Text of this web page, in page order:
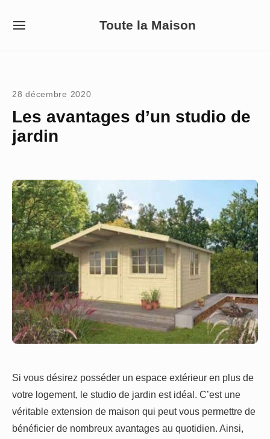
Toute la Maison
SITE
28 décembre 2020
Les avantages d’un studio de
jardin
Si vous désirez posséder un espace extérieur en plus de
votre logement, le studio de jardin est idéal. C’est une
véritable extension de maison qui peut vous permettre de
bénéficier de nombreux avantages au quotidien. Ainsi,